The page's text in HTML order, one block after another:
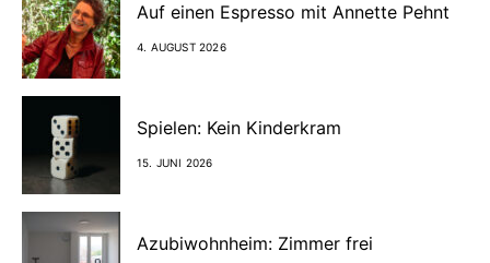
Auf einen Espresso mit Annette Pehnt
4. AUGUST 2026
Spielen: Kein Kinderkram
15. JUNI 2026
Azubiwohnheim: Zimmer frei